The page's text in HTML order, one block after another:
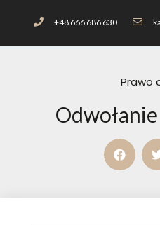
+48 666 686 630
Prawo